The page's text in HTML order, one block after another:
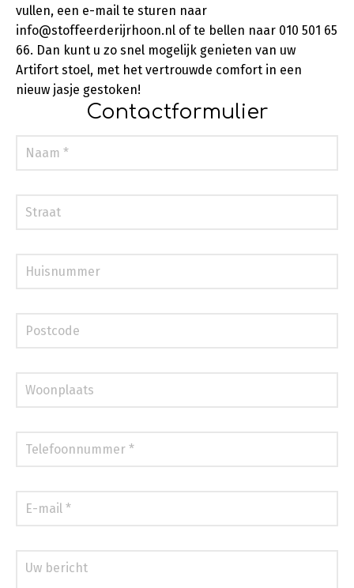
vullen, een e-mail te sturen naar
info@stoffeerderijrhoon.nl of te bellen naar 010 501 65
66. Dan kunt u zo snel mogelijk genieten van uw
Artifort stoel, met het vertrouwde comfort in een
nieuw jasje gestoken!
Contactformulier